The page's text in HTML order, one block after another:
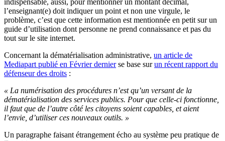
l’enseignant(e) doit indiquer un point et non une virgule, le
problème, c’est que cette information est mentionnée en petit sur un
guide d’utilisation dont personne ne prend connaissance et pas du
tout sur le site internet.
Concernant la dématérialisation administrative, un article de
Mediapart publié en Février dernierse base surun récent rapport du
défenseur des droits :
« La numérisation des procédures n’est qu’un versant de la
dématérialisation des services publics. Pour que celle-ci fonctionne,
il faut que de l’autre côté les citoyens soient capables, et aient
l’envie, d’utiliser ces nouveaux outils. »
Un paragraphe faisant étrangement écho au système peu pratique de